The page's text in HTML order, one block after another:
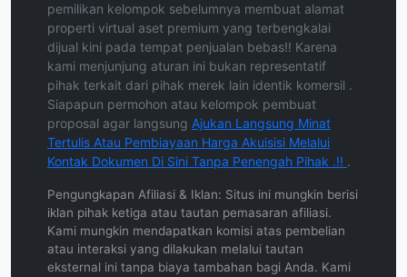
pemilikan kelompok sebelumnya membuat alamat
properti virtual aset premium yang terbengkalai
dijual kini pada tempat penjualan bebas!! Karena
kami menjunjung aturan ini bukan representatif
pihak terkait dari pihak merek lain identik komersil .
Siapapun permohon atau kelompok pembuat
proposal agar langsung Ajukan Langsung Minat
Tertulis Atau Pembiayaan Harga Akuisisi Melalui
Kontak Dokumen Di Sini Tanpa Penengah Pihak .!! .
Pengungkapan Afiliasi & Iklan: Situs ini mungkin berisi
iklan pihak ketiga atau tautan pemasaran afiliasi.
Kami mungkin mendapatkan komisi atas pembelian
atau interaksi yang dilakukan melalui tautan
eksternal ini tanpa biaya tambahan bagi Anda. Kami